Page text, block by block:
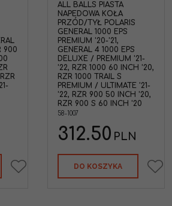
900
ALL BALLS PIASTA
NAPEDOWA KOŁA
PRZÓD/TYŁ POLARIS
GENERAL 1000 EPS
PREMIUM '20-'21,
GENERAL 4 1000 EPS
DELUXE / PREMIUM '21-
'22, RZR 1000 60 INCH '20,
RZR 1000 TRAIL S
PREMIUM / ULTIMATE '21-
'22, RZR 900 50 INCH '20,
RZR 900 S 60 INCH '20
58-1007
312.50 PLN
DO KOSZYKA